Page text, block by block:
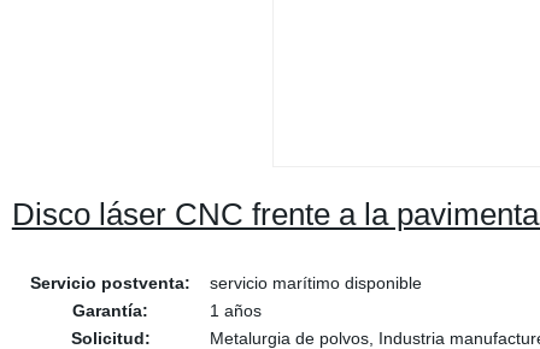
Disco láser CNC frente a la
Servicio postventa:
servicio marítimo disponible
Garantía:
1 años
Solicitud:
Metalurgia de polvos, Industria